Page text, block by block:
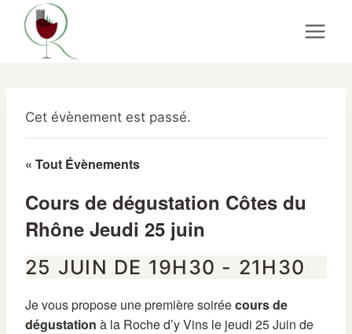
Cet évènement est passé.
« Tout Évènements
Cours de dégustation Côtes du
Rhône Jeudi 25 juin
25 JUIN DE 19H30 - 21H30
Je vous propose une première soiréecours de
dégustation à la Roche d’y Vins le jeudi 25 Juin de